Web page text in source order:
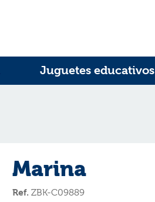
Juguetes educativos
Marina
Ref. ZBK-C09889